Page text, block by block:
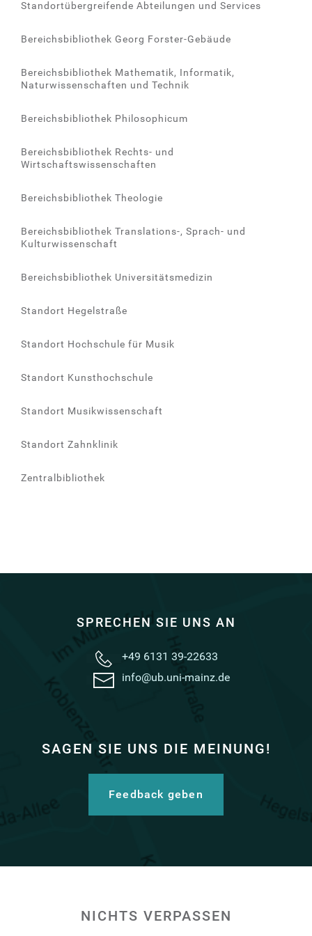
Standortübergreifende Abteilungen und Services
Bereichsbibliothek Georg Forster-Gebäude
Bereichsbibliothek Mathematik, Informatik,
Naturwissenschaften und Technik
Bereichsbibliothek Philosophicum
Bereichsbibliothek Rechts- und
Wirtschaftswissenschaften
Bereichsbibliothek Theologie
Bereichsbibliothek Translations-, Sprach- und
Kulturwissenschaft
Bereichsbibliothek Universitätsmedizin
Standort Hegelstraße
Standort Hochschule für Musik
Standort Kunsthochschule
Standort Musikwissenschaft
Standort Zahnklinik
Zentralbibliothek
SPRECHEN SIE UNS AN
+49 6131 39-22633
info@ub.uni-mainz.de
SAGEN SIE UNS DIE MEINUNG!
Feedback geben
NICHTS VERPASSEN